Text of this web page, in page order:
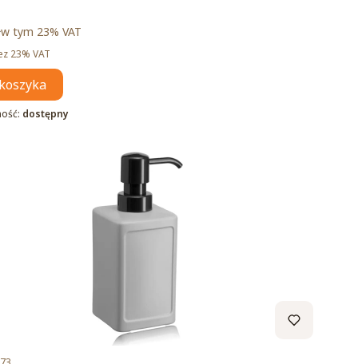
w tym %s VAT
w tym 23% VAT
23% VAT
dostępny